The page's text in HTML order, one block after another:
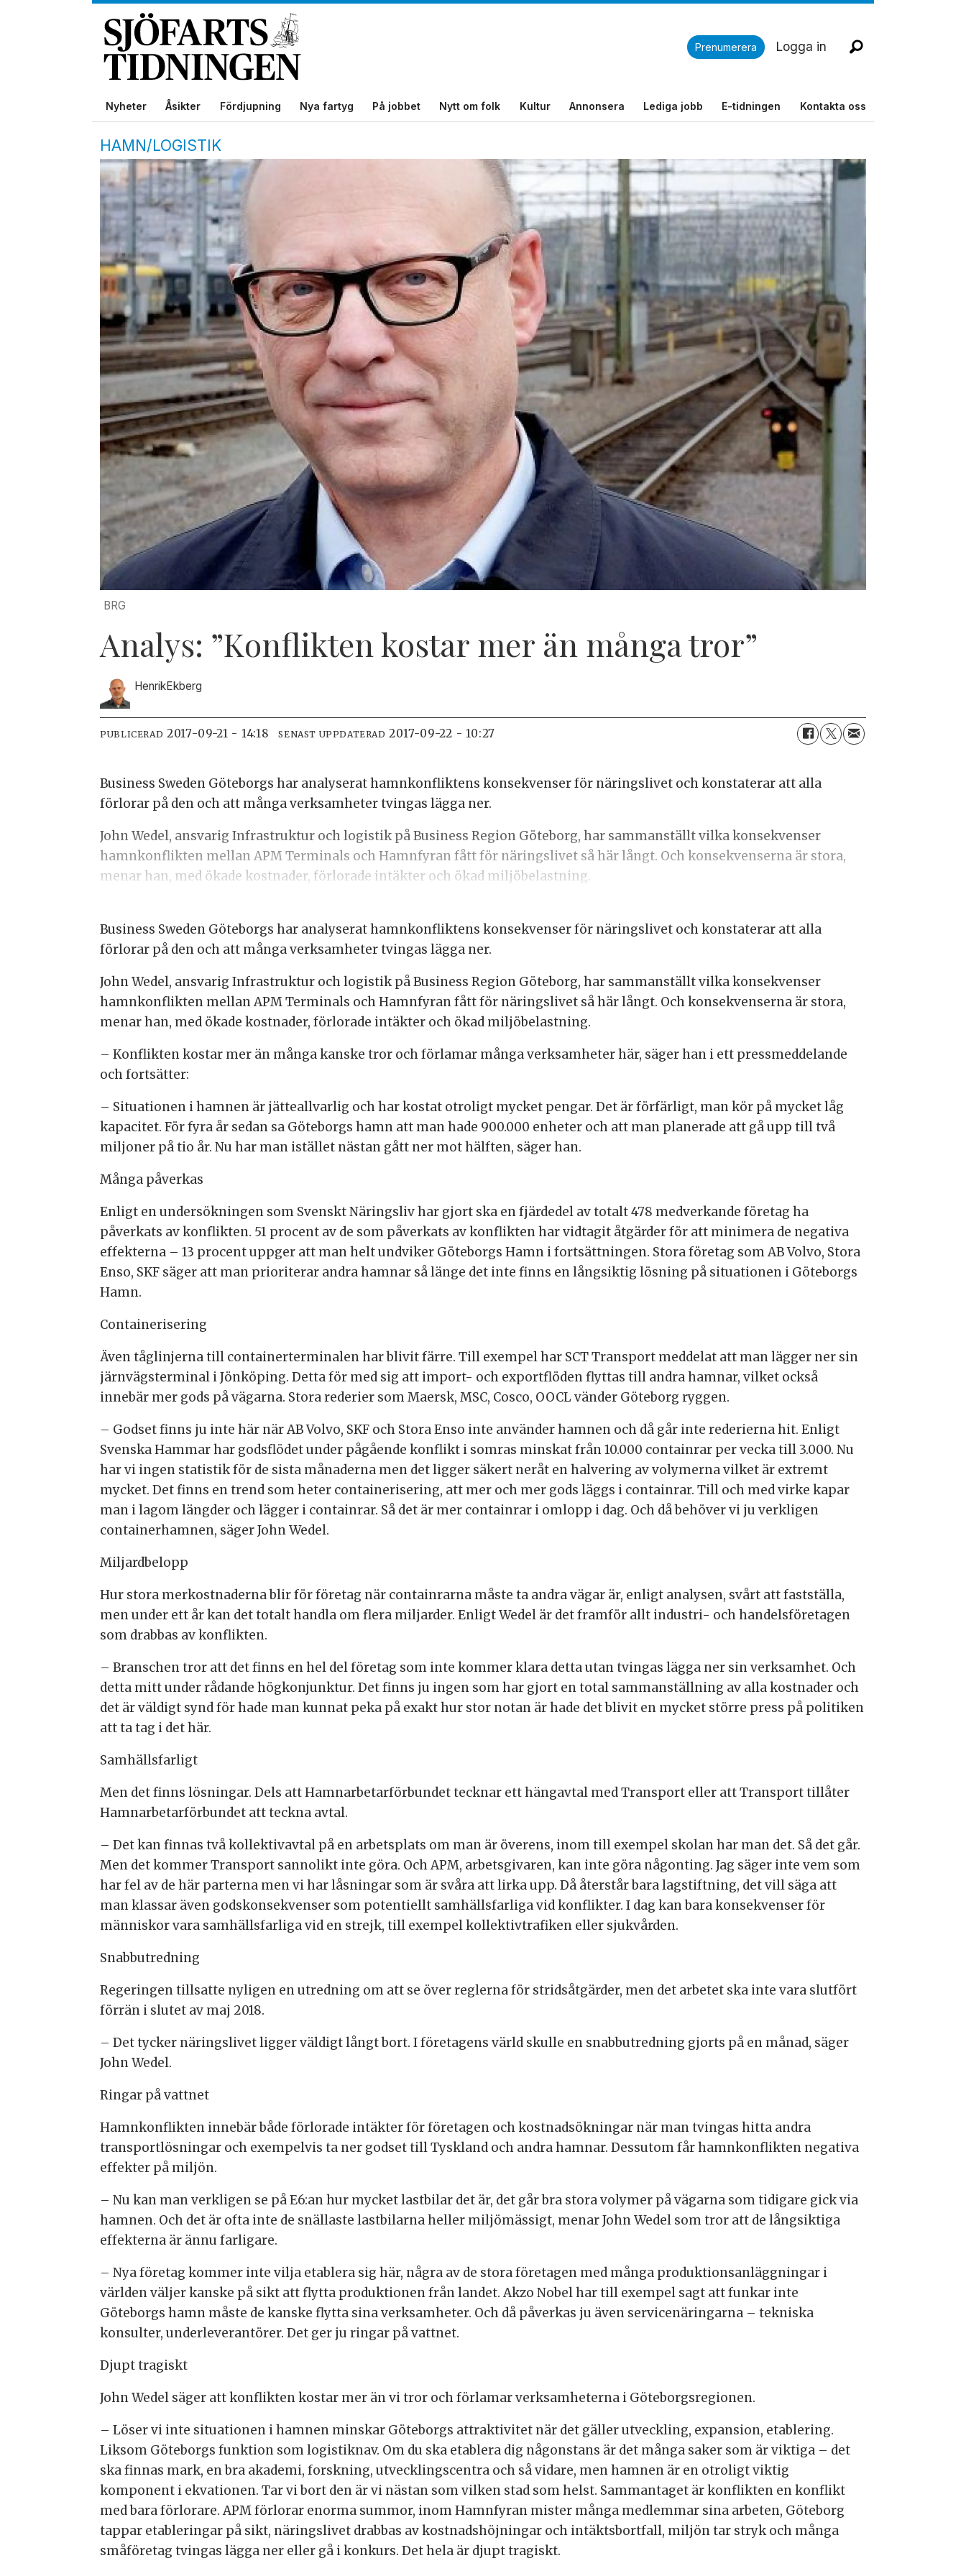
Prenumerera Logga in
Nyheter Åsikter Fördjupning Nya fartyg På jobbet Nytt om folk Kultur Annonsera Lediga jobb E-tidningen Kontakta oss
HAMN/LOGISTIK
BRG
Analys: ”Konflikten kostar mer än många tror”
HenrikEkberg
PUBLICERAD 2017-09-21 - 14:18 SENAST UPPDATERAD 2017-09-22 - 10:27
Business Sweden Göteborgs har analyserat hamnkonfliktens konsekvenser för näringslivet och konstaterar att alla
förlorar på den och att många verksamheter tvingas lägga ner.
John Wedel, ansvarig Infrastruktur och logistik på Business Region Göteborg, har sammanställt vilka konsekvenser
hamnkonflikten mellan APM Terminals och Hamnfyran fått för näringslivet så här långt. Och konsekvenserna är stora,
menar han, med ökade kostnader, förlorade intäkter och ökad miljöbelastning.
Business Sweden Göteborgs har analyserat hamnkonfliktens konsekvenser för näringslivet och konstaterar att alla
förlorar på den och att många verksamheter tvingas lägga ner.
John Wedel, ansvarig Infrastruktur och logistik på Business Region Göteborg, har sammanställt vilka konsekvenser
hamnkonflikten mellan APM Terminals och Hamnfyran fått för näringslivet så här långt. Och konsekvenserna är stora,
menar han, med ökade kostnader, förlorade intäkter och ökad miljöbelastning.
– Konflikten kostar mer än många kanske tror och förlamar många verksamheter här, säger han i ett pressmeddelande
och fortsätter:
– Situationen i hamnen är jätteallvarlig och har kostat otroligt mycket pengar. Det är förfärligt, man kör på mycket låg
kapacitet. För fyra år sedan sa Göteborgs hamn att man hade 900.000 enheter och att man planerade att gå upp till två
miljoner på tio år. Nu har man istället nästan gått ner mot hälften, säger han.
Många påverkas
Enligt en undersökningen som Svenskt Näringsliv har gjort ska en fjärdedel av totalt 478 medverkande företag ha
påverkats av konflikten. 51 procent av de som påverkats av konflikten har vidtagit åtgärder för att minimera de negativa
effekterna – 13 procent uppger att man helt undviker Göteborgs Hamn i fortsättningen. Stora företag som AB Volvo, Stora
Enso, SKF säger att man prioriterar andra hamnar så länge det inte finns en långsiktig lösning på situationen i Göteborgs
Hamn.
Containerisering
Även tåglinjerna till containerterminalen har blivit färre. Till exempel har SCT Transport meddelat att man lägger ner sin
järnvägsterminal i Jönköping. Detta för med sig att import- och exportflöden flyttas till andra hamnar, vilket också
innebär mer gods på vägarna. Stora rederier som Maersk, MSC, Cosco, OOCL vänder Göteborg ryggen.
– Godset finns ju inte här när AB Volvo, SKF och Stora Enso inte använder hamnen och då går inte rederierna hit. Enligt
Svenska Hammar har godsflödet under pågående konflikt i somras minskat från 10.000 containrar per vecka till 3.000. Nu
har vi ingen statistik för de sista månaderna men det ligger säkert neråt en halvering av volymerna vilket är extremt
mycket. Det finns en trend som heter containerisering, att mer och mer gods läggs i containrar. Till och med virke kapar
man i lagom längder och lägger i containrar. Så det är mer containrar i omlopp i dag. Och då behöver vi ju verkligen
containerhamnen, säger John Wedel.
Miljardbelopp
Hur stora merkostnaderna blir för företag när containrarna måste ta andra vägar är, enligt analysen, svårt att fastställa,
men under ett år kan det totalt handla om flera miljarder. Enligt Wedel är det framför allt industri- och handelsföretagen
som drabbas av konflikten.
– Branschen tror att det finns en hel del företag som inte kommer klara detta utan tvingas lägga ner sin verksamhet. Och
detta mitt under rådande högkonjunktur. Det finns ju ingen som har gjort en total sammanställning av alla kostnader och
det är väldigt synd för hade man kunnat peka på exakt hur stor notan är hade det blivit en mycket större press på politiken
att ta tag i det här.
Samhällsfarligt
Men det finns lösningar. Dels att Hamnarbetarförbundet tecknar ett hängavtal med Transport eller att Transport tillåter
Hamnarbetarförbundet att teckna avtal.
– Det kan finnas två kollektivavtal på en arbetsplats om man är överens, inom till exempel skolan har man det. Så det går.
Men det kommer Transport sannolikt inte göra. Och APM, arbetsgivaren, kan inte göra någonting. Jag säger inte vem som
har fel av de här parterna men vi har låsningar som är svåra att lirka upp. Då återstår bara lagstiftning, det vill säga att
man klassar även godskonsekvenser som potentiellt samhällsfarliga vid konflikter. I dag kan bara konsekvenser för
människor vara samhällsfarliga vid en strejk, till exempel kollektivtrafiken eller sjukvården.
Snabbutredning
Regeringen tillsatte nyligen en utredning om att se över reglerna för stridsåtgärder, men det arbetet ska inte vara slutfört
förrän i slutet av maj 2018.
– Det tycker näringslivet ligger väldigt långt bort. I företagens värld skulle en snabbutredning gjorts på en månad, säger
John Wedel.
Ringar på vattnet
Hamnkonflikten innebär både förlorade intäkter för företagen och kostnadsökningar när man tvingas hitta andra
transportlösningar och exempelvis ta ner godset till Tyskland och andra hamnar. Dessutom får hamnkonflikten negativa
effekter på miljön.
– Nu kan man verkligen se på E6:an hur mycket lastbilar det är, det går bra stora volymer på vägarna som tidigare gick via
hamnen. Och det är ofta inte de snällaste lastbilarna heller miljömässigt, menar John Wedel som tror att de långsiktiga
effekterna är ännu farligare.
– Nya företag kommer inte vilja etablera sig här, några av de stora företagen med många produktionsanläggningar i
världen väljer kanske på sikt att flytta produktionen från landet. Akzo Nobel har till exempel sagt att funkar inte
Göteborgs hamn måste de kanske flytta sina verksamheter. Och då påverkas ju även servicenäringarna – tekniska
konsulter, underleverantörer. Det ger ju ringar på vattnet.
Djupt tragiskt
John Wedel säger att konflikten kostar mer än vi tror och förlamar verksamheterna i Göteborgsregionen.
– Löser vi inte situationen i hamnen minskar Göteborgs attraktivitet när det gäller utveckling, expansion, etablering.
Liksom Göteborgs funktion som logistiknav. Om du ska etablera dig någonstans är det många saker som är viktiga – det
ska finnas mark, en bra akademi, forskning, utvecklingscentra och så vidare, men hamnen är en otroligt viktig
komponent i ekvationen. Tar vi bort den är vi nästan som vilken stad som helst. Sammantaget är konflikten en konflikt
med bara förlorare. APM förlorar enorma summor, inom Hamnfyran mister många medlemmar sina arbeten, Göteborg
tappar etableringar på sikt, näringslivet drabbas av kostnadshöjningar och intäktsbortfall, miljön tar stryk och många
småföretag tvingas lägga ner eller gå i konkurs. Det hela är djupt tragiskt.